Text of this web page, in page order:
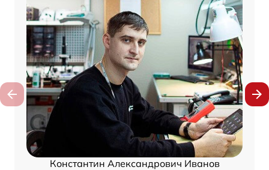
Константин Александрович Иванов